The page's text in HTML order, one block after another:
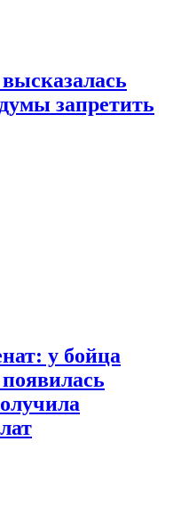
запретить
у бойца